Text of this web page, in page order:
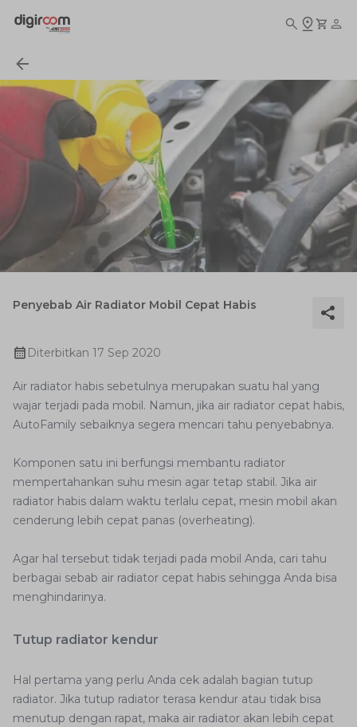
Penyebab Air Radiator Mobil Cepat Habis
Diterbitkan 17 Sep 2020
Air radiator habis sebetulnya merupakan suatu hal yang
wajar terjadi pada mobil. Namun, jika air radiator cepat habis,
AutoFamily sebaiknya segera mencari tahu penyebabnya.
Komponen satu ini berfungsi membantu radiator
mempertahankan suhu mesin agar tetap stabil. Jika air
radiator habis dalam waktu terlalu cepat, mesin mobil akan
cenderung lebih cepat panas (overheating).
Agar hal tersebut tidak terjadi pada mobil Anda, cari tahu
berbagai sebab air radiator cepat habis sehingga Anda bisa
menghindarinya.
Tutup radiator kendur
Hal pertama yang perlu Anda cek adalah bagian tutup
radiator. Jika tutup radiator terasa kendur atau tidak bisa
menutup dengan rapat, maka air radiator akan lebih cepat